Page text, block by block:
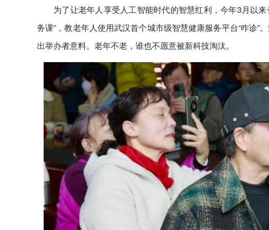
为了让老年人享受人工智能时代的智慧红利，今年3月以
务课”，教老年人使用武汉首个城市级智慧健康服务平台“咋诊
出举办者意料。老年不老，谁也不愿意被新科技淘汰。